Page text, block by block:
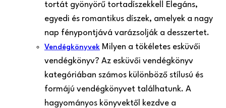
tortát gyönyörű tortadíszekkel! Elegáns,
egyedi és romantikus díszek, amelyek a nagy
nap fénypontjává varázsolják a desszertet.
Vendégkönyvek Milyen a tökéletes esküvői
vendégkönyv? Az esküvői vendégkönyv
kategóriában számos különböző stílusú és
formájú vendégkönyvet találhatunk. A
hagyományos könyvektől kezdve a